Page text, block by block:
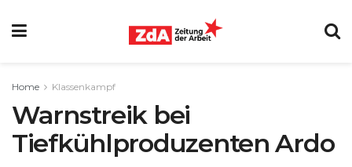
Home Klassenkampf
Warnstreik bei
Tiefkühlproduzenten Ardo